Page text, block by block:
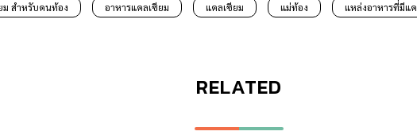
ม สำหรับคนท้อง อาหารแคลเซียม แคลเซียม แม่ท้อง แหล่งอาหารที่มีแ
RELATED